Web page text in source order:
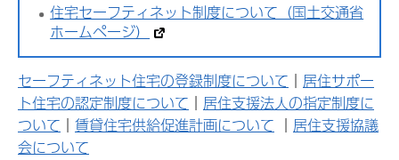
住宅セーフティネット制度について（国土交通省
ホームページ）
セーフティネット住宅の登録制度について ｜ 居住サポー
ト住宅の認定制度について ｜ 居住支援法人の指定制度に
ついて ｜ 賃貸住宅供給促進計画について ｜ 居住支援協議
会について